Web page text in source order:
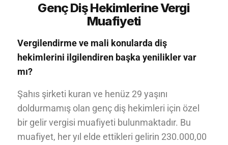
Genç Diş Hekimlerine Vergi
Muafiyeti
Vergilendirme ve mali konularda diş
hekimlerini ilgilendiren başka yenilikler var
mı?
Şahıs şirketi kuran ve henüz 29 yaşını
doldurmamış olan genç diş hekimleri için özel
bir gelir vergisi muafiyeti bulunmaktadır. Bu
muafiyet, her yıl elde ettikleri gelirin 230.000,00